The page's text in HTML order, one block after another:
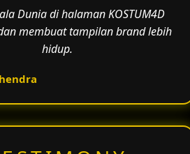
Dunia di halaman KOSTUM4D
membuat tampilan brand lebih
hidup.